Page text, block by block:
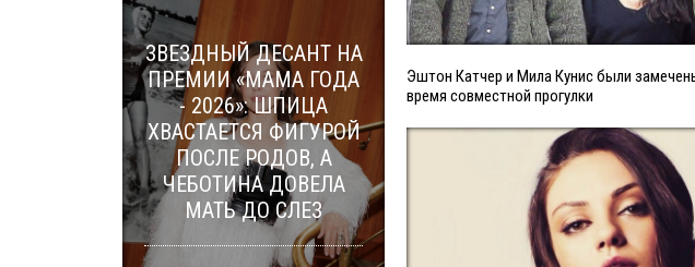
Эштон Катчер и Мила Кунис были
время совместной прогулки
ЗВЕЗДНЫЙ ДЕСАНТ НА
ПРЕМИИ «МАМА ГОДА
- 2026»: ШПИЦА
ХВАСТАЕТСЯ ФИГУРОЙ
ПОСЛЕ РОДОВ, А
ЧЕБОТИНА ДОВЕЛА
МАТЬ ДО СЛЕЗ